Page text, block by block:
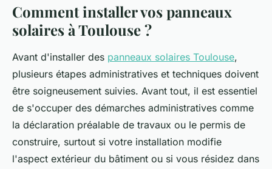
Comment installer vos panneaux
solaires à Toulouse ?
Avant d'installer des panneaux solaires Toulouse,
plusieurs étapes administratives et techniques doivent
être soigneusement suivies. Avant tout, il est essentiel
de s'occuper des démarches administratives comme
la déclaration préalable de travaux ou le permis de
construire, surtout si votre installation modifie
l'aspect extérieur du bâtiment ou si vous résidez dans